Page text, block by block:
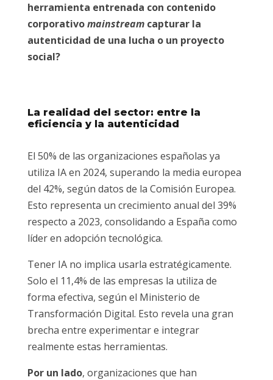
herramienta entrenada con contenido
corporativomainstreamcapturar la
autenticidad de una lucha o un proyecto
social?
La realidad del sector: entre la
eficiencia y la autenticidad
El 50% de las organizaciones españolas ya
utiliza IA en 2024, superando la media europea
del 42%, según datos de la Comisión Europea.
Esto representa un crecimiento anual del 39%
respecto a 2023, consolidando a España como
líder en adopción tecnológica.
Tener IA no implica usarla estratégicamente.
Solo el 11,4% de las empresas la utiliza de
forma efectiva, según el Ministerio de
Transformación Digital. Esto revela una gran
brecha entre experimentar e integrar
realmente estas herramientas.
Por un lado, organizaciones que han